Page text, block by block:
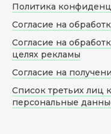
Политика
Согласие на
Согласие на
целях рекламы
Согласие на
Список третьих лиц
персональные